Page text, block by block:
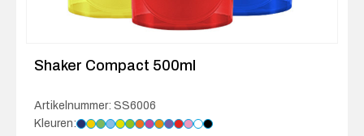
Shaker Compact 500ml
Artikelnummer: SS6006
Kleuren: